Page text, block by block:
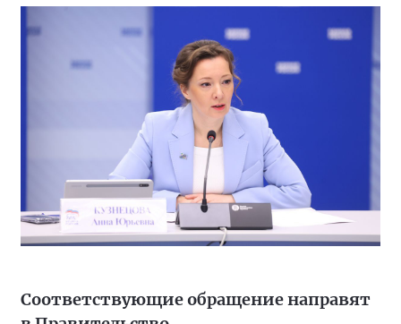
Соответствующие обращение направят